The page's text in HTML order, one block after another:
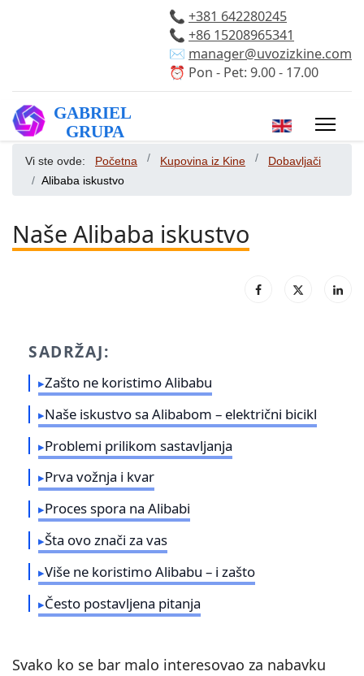
📞 +381 642280245
📞 +86 15208965341
✉️ manager@uvozizkine.com
⏰ Pon - Pet: 9.00 - 17.00
Izaberite vaš
Vi ste ovde: Početna Kupovina iz Kine
Dobavljači
Alibaba iskustvo
Naše Alibaba iskustvo
SADRŽAJ:
Zašto ne koristimo Alibabu
Naše iskustvo sa Alibabom – električni bicikl
Problemi prilikom sastavljanja
Prva vožnja i kvar
Proces spora na Alibabi
Šta ovo znači za vas
Više ne koristimo Alibabu – i zašto
Često postavljena pitanja
Svako ko se bar malo interesovao za nabavku